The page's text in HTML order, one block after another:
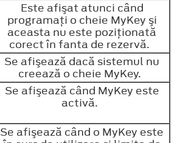
Este afişat atunci când
programaţi o cheie MyKey şi
aceasta nu este poziţionată
corect în fanta de rezervă.
Se afişează dacă sistemul nu
creează o cheie MyKey.
Se afişează când MyKey este
activă.
Se afişează când o MyKey este